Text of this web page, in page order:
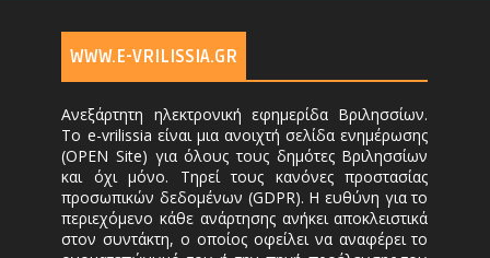
WWW.E-VRILISSIA.GR
Ανεξάρτητη ηλεκτρονική εφημερίδα Βριλησσίων.
Το e-vrilissia είναι μια ανοιχτή σελίδα ενημέρωσης
(OPEN Site) για όλους τους δημότες Βριλησσίων
και όχι μόνο. Τηρεί τους κανόνες προστασίας
προσωπικών δεδομένων (GDPR). Η ευθύνη για το
περιεχόμενο κάθε ανάρτησης ανήκει αποκλειστικά
στον συντάκτη, ο οποίος οφείλει να αναφέρει το